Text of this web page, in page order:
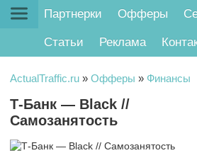
Партнерки Офферы
Статьи Реклама
ActualTraffic.ru » Офферы » Финансы
Т-Банк — Black //
Самозанятость